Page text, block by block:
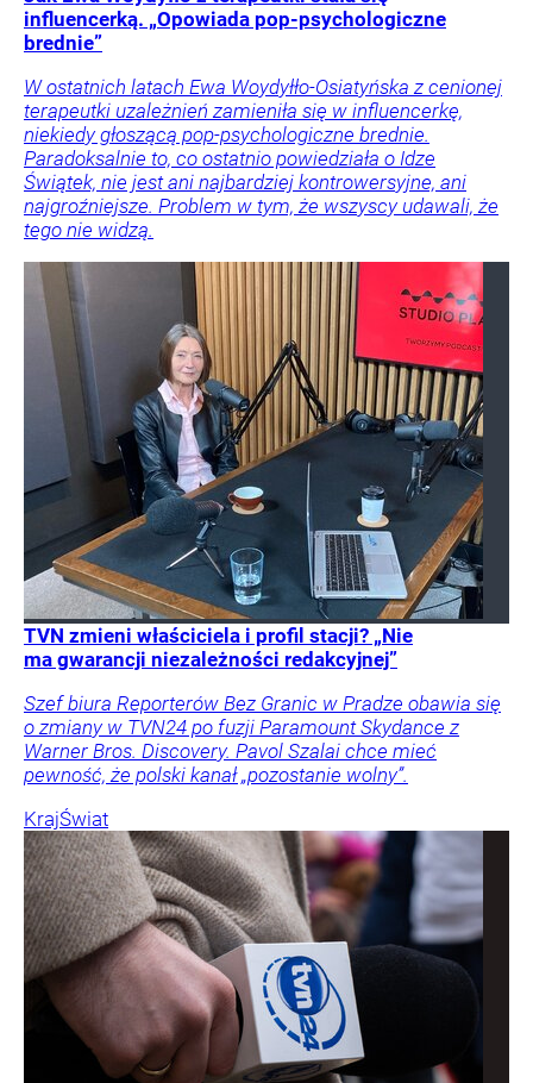
influencerką. „Opowiada pop-psychologiczne
brednie”
W ostatnich latach Ewa Woydyłło-Osiatyńska z cenionej
terapeutki uzależnień zamieniła się w influencerkę,
niekiedy głoszącą pop-psychologiczne brednie.
Paradoksalnie to, co ostatnio powiedziała o Idze
Świątek, nie jest ani najbardziej kontrowersyjne, ani
najgroźniejsze. Problem w tym, że wszyscy udawali, że
tego nie widzą.
TVN zmieni właściciela i profil stacji? „Nie
ma gwarancji niezależności redakcyjnej”
Szef biura Reporterów Bez Granic w Pradze obawia się
o zmiany w TVN24 po fuzji Paramount Skydance z
Warner Bros. Discovery. Pavol Szalai chce mieć
pewność, że polski kanał „pozostanie wolny”.
KrajŚwiat